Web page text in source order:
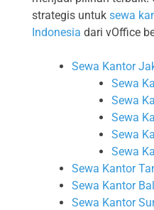
strategis untuk sewa
Indonesia dari vOffice
Sewa Kantor
Sewa
Sewa
Sewa
Sewa
Sewa
Sewa Kantor
Sewa Kantor
Sewa Kantor